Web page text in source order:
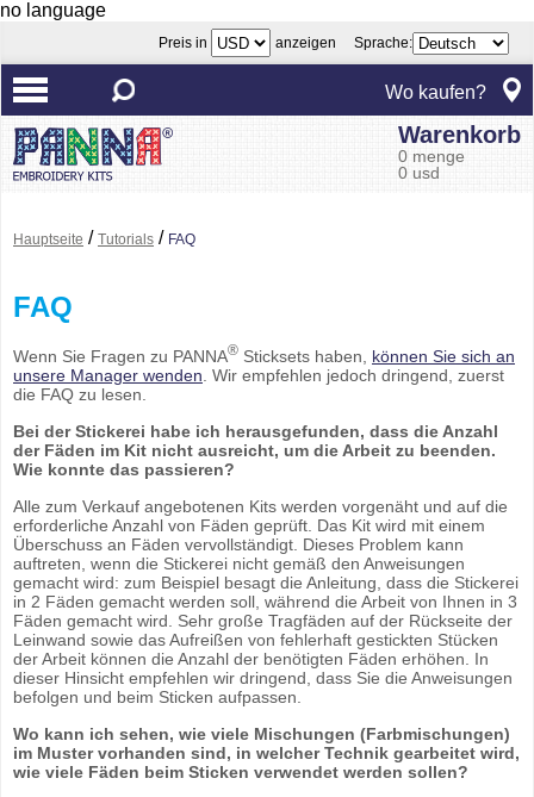
no language
Preis in anzeigen Sprache:
Wo kaufen?
Warenkorb
0 menge
0 usd
Hauptseite / Tutorials / FAQ
FAQ
Wenn Sie Fragen zu PANNA® Sticksets haben, können Sie sich an
unsere Manager wenden . Wir empfehlen jedoch dringend, zuerst
die FAQ zu lesen.
Bei der Stickerei habe ich herausgefunden, dass die Anzahl
der Fäden im Kit nicht ausreicht, um die Arbeit zu beenden.
Wie konnte das passieren?
Alle zum Verkauf angebotenen Kits werden vorgenäht und auf die
erforderliche Anzahl von Fäden geprüft. Das Kit wird mit einem
Überschuss an Fäden vervollständigt. Dieses Problem kann
auftreten, wenn die Stickerei nicht gemäß den Anweisungen
gemacht wird: zum Beispiel besagt die Anleitung, dass die Stickerei
in 2 Fäden gemacht werden soll, während die Arbeit von Ihnen in 3
Fäden gemacht wird. Sehr große Tragfäden auf der Rückseite der
Leinwand sowie das Aufreißen von fehlerhaft gestickten Stücken
der Arbeit können die Anzahl der benötigten Fäden erhöhen. In
dieser Hinsicht empfehlen wir dringend, dass Sie die Anweisungen
befolgen und beim Sticken aufpassen.
Wo kann ich sehen, wie viele Mischungen (Farbmischungen)
im Muster vorhanden sind, in welcher Technik gearbeitet wird,
wie viele Fäden beim Sticken verwendet werden sollen?